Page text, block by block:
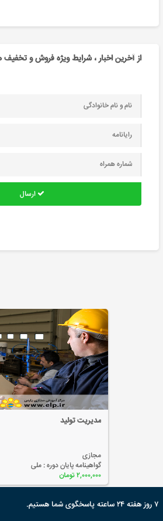
از آخرین اخبار ، شرایط ویژه فروش و
ارسال
مدیریت تولید
مجازی
گواهینامه پایان دوره : ملی
۲,۰۰۰,۰۰۰ تومان
۷ روز هفته ۲۴ ساعته پاسخگوی شما هستیم.